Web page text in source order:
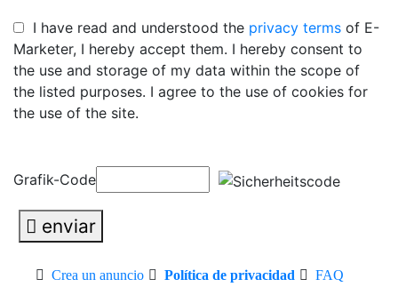
I have read and understood the privacy terms of E-
Marketer, I hereby accept them. I hereby consent to
the use and storage of my data within the scope of
the listed purposes. I agree to the use of cookies for
the use of the site.
Grafik-Code
enviar
Crea un anuncio Política de privacidad FAQ